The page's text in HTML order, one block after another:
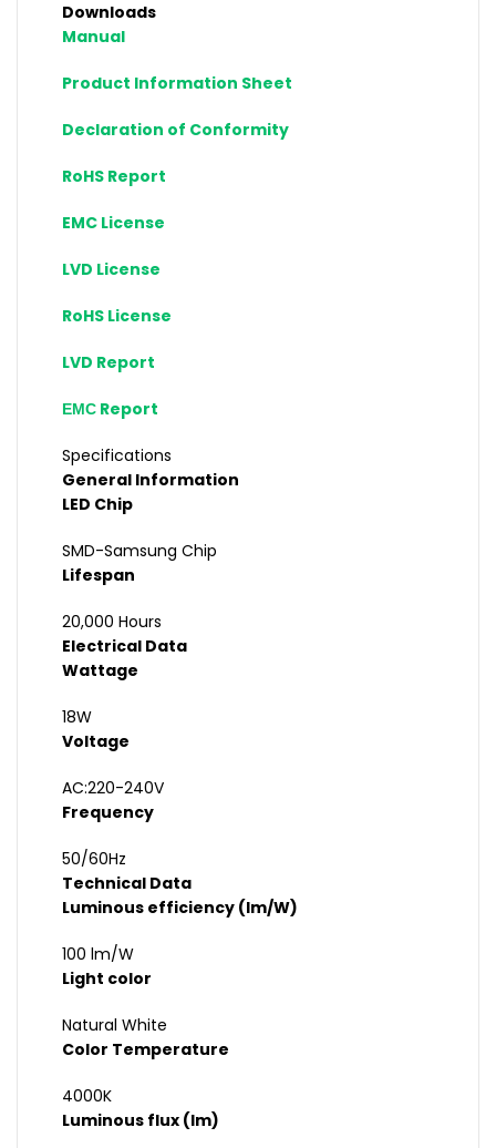
Downloads
Manual
Product Information Sheet
Declaration of Conformity
RoHS Report
EMC License
LVD License
RoHS License
LVD Report
ЕМС Report
Specifications
General Information
LED Chip
SMD-Samsung Chip
Lifespan
20,000 Hours
Electrical Data
Wattage
18W
Voltage
AC:220-240V
Frequency
50/60Hz
Technical Data
Luminous efficiency (lm/W)
100 lm/W
Light color
Natural White
Color Temperature
4000K
Luminous flux (lm)